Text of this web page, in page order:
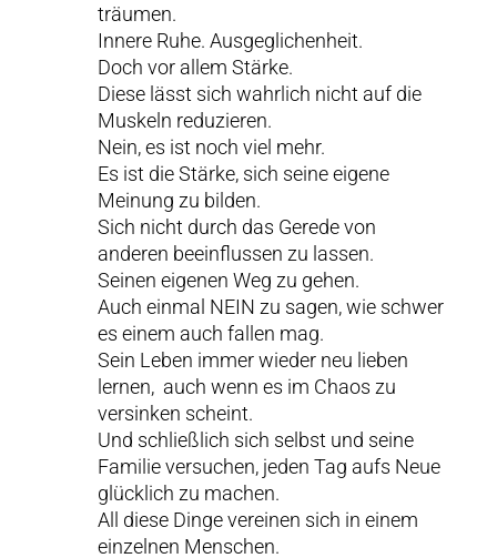
träumen.
Innere Ruhe. Ausgeglichenheit.
Doch vor allem Stärke.
Diese lässt sich wahrlich nicht auf die
Muskeln reduzieren.
Nein, es ist noch viel mehr.
Es ist die Stärke, sich seine eigene
Meinung zu bilden.
Sich nicht durch das Gerede von
anderen beeinflussen zu lassen.
Seinen eigenen Weg zu gehen.
Auch einmal NEIN zu sagen, wie schwer
es einem auch fallen mag.
Sein Leben immer wieder neu lieben
lernen, auch wenn es im Chaos zu
versinken scheint.
Und schließlich sich selbst und seine
Familie versuchen, jeden Tag aufs Neue
glücklich zu machen.
All diese Dinge vereinen sich in einem
einzelnen Menschen.